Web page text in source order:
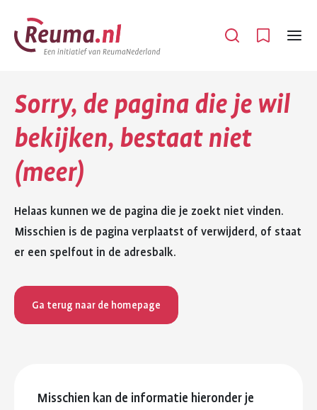
Spring
naar
hoofdinhoud
Spring
naar
footer
Open
Menu
Sorry, de pagina die je wil
bekijken, bestaat niet
(meer)
Helaas kunnen we de pagina die je zoekt niet vinden.
Misschien is de pagina verplaatst of verwijderd, of staat
er een spelfout in de adresbalk.
Ga terug naar de homepage
Misschien kan de informatie hieronder je